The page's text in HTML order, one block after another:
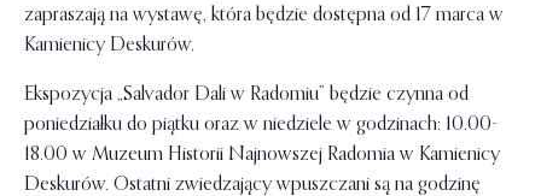
zapraszają na wystawę, która będzie dostępna od 17 marca w
Kamienicy Deskurów.
Ekspozycja „Salvador Dali w Radomiu” będzie czynna od
poniedziałku do piątku oraz w niedziele w godzinach: 10.00-
18.00 w Muzeum Historii Najnowszej Radomia w Kamienicy
Deskurów. Ostatni zwiedzający wpuszczani są na godzinę